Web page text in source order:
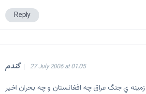
Reply
گندم 27 July 2006 at 01:05
ي جنگ عراق چه افغانستان و چه بحران اخير